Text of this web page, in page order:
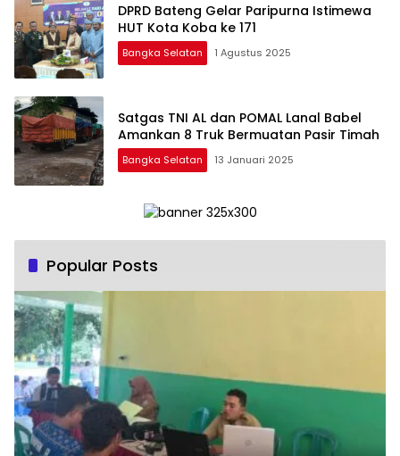
DPRD Bateng Gelar Paripurna Istimewa
HUT Kota Koba ke 171
Bangka Selatan 1 Agustus 2025
Satgas TNI AL dan POMAL Lanal Babel
Amankan 8 Truk Bermuatan Pasir Timah
Bangka Selatan 13 Januari 2025
Popular Posts